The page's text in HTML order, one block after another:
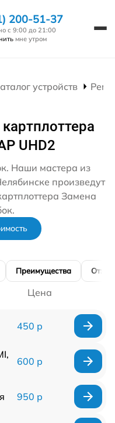
200-51-37
с 9:00 до 21:00
мне утром
устройств
UHD2
Наши мастера из
произведут
Замена
Преимущества
Цена
450 р
600 р
950 р